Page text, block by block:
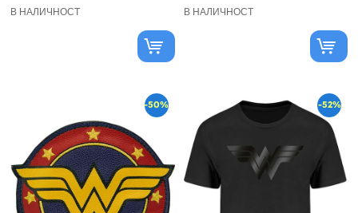
В НАЛИЧНОСТ В НАЛИЧНОСТ
-50% -52%